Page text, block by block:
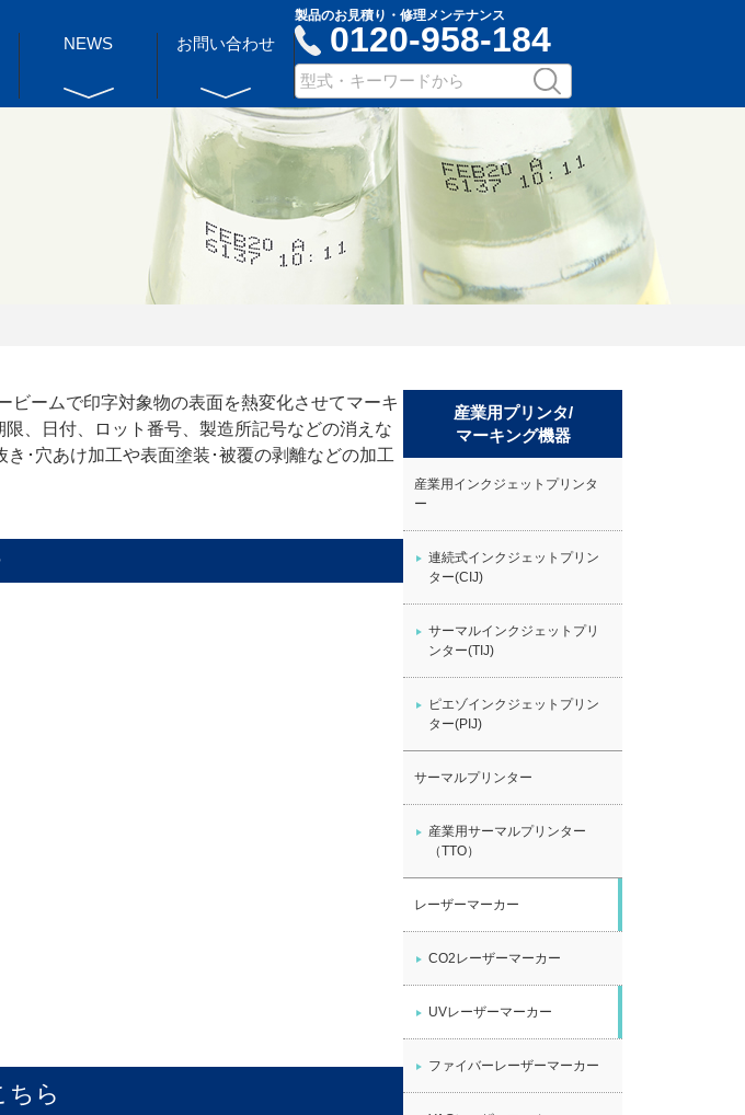
NEWS お問い合わせ
製品のお見積り・修理メンテナンス
0120-958-184
サ
イ
ト
内
索：
ー
力
検
ビームで印字対象物の表面を熱変化させてマーキ
、日付、ロット番号、製造所記号などの消えな
･穴あけ加工や表面塗装･被覆の剥離などの加工
ちら
産業用プリンタ/
マーキング機器
産業用インクジェットプリンタ
ー
連続式インクジェットプリン
ター(CIJ)
サーマルインクジェットプリ
ンター(TIJ)
ピエゾインクジェットプリン
ター(PIJ)
サーマルプリンター
産業用サーマルプリンター
（TTO）
レーザーマーカー
CO2レーザーマーカー
UVレーザーマーカー
ファイバーレーザーマーカー